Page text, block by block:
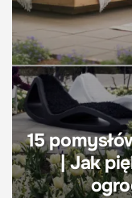
15
| Jak